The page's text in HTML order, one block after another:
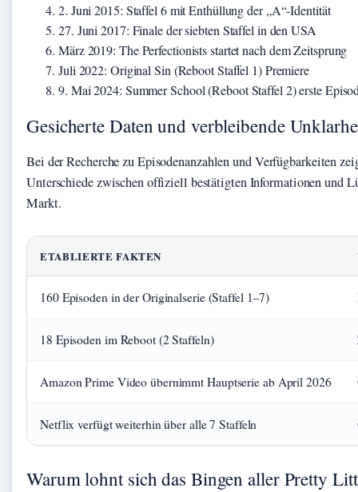
2. Juni 2015: Staffel 6 mit Enthüllung der „A“-Identität
27. Juni 2017: Finale der siebten Staffel in den USA
März 2019: The Perfectionists startet nach dem Zeitsprung
Juli 2022: Original Sin (Reboot Staffel 1) Premiere
9. Mai 2024: Summer School (Reboot Staffel 2) erste
Gesicherte Daten und verbleibende
Bei der Recherche zu Episodenanzahlen und Verfügbarkeiten
Unterschiede zwischen offiziell bestätigten Informationen und
Markt.
ETABLIERTE FAKTEN
160 Episoden in der Originalserie (Staffel 1–7)
18 Episoden im Reboot (2 Staffeln)
Amazon Prime Video übernimmt Hauptserie ab April 2026
Netflix verfügt weiterhin über alle 7 Staffeln
Warum lohnt sich das Bingen aller Pretty